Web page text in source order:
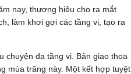
nay, thương hiệu cho ra mắt
làm khơi gợi các tầng vị, tạo ra
chuyện đa tầng vị. Bản giao thoa
mùa trăng này. Một kết hợp tuyệt